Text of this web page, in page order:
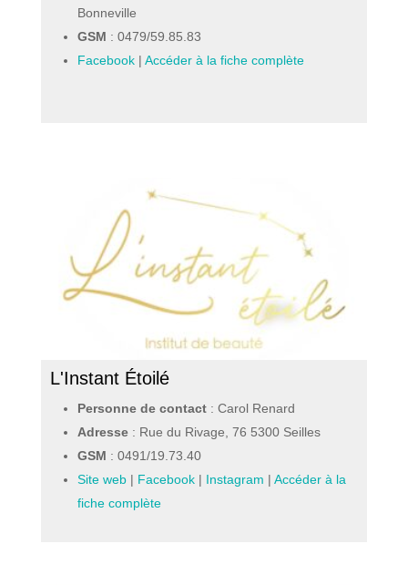
Bonneville
GSM : 0479/59.85.83
Facebook| Accéder à la fiche complète
L'Instant Étoilé
Personne de contact: Carol Renard
Adresse: Rue du Rivage, 76 5300 Seilles
GSM : 0491/19.73.40
Site web| Facebook| Instagram | Accéder à la
fiche complète